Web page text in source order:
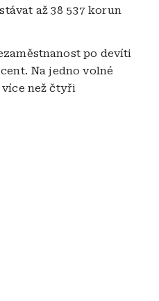
až 38 537 korun
po devíti
Na jedno volné
než čtyři